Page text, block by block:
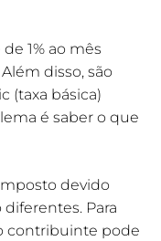
1% ao mês
disso, são
(taxa básica)
é saber o que
devido
Para
contribuinte pode